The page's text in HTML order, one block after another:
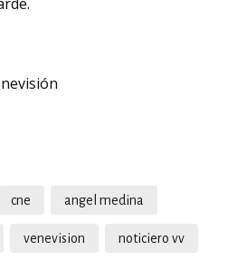
cne angel medina
venevision noticiero vv